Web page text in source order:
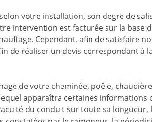
votre installation, son degré de
intervention est facturée sur la base
Cependant, afin de satisfaire
de réaliser un devis correspondant à
de votre cheminée, poêle,
apparaîtra certaines informations
du conduit sur toute sa longueur,